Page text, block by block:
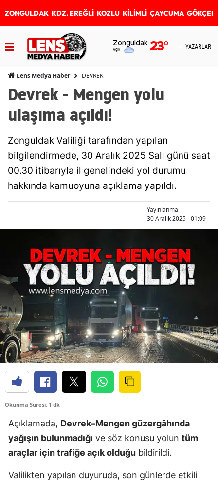
ZONGULDAK KDZ. EREĞLİ KOZLU KİLİMLİ ÇAYCUMA
Zonguldak
Açık 23° YAZARLAR
Lens Medya Haber DEVREK
Devrek - Mengen yolu
ulaşıma açıldı!
Zonguldak Valiliği tarafından yapılan
bilgilendirmede, 30 Aralık 2025 Salı günü saat
00.30 itibarıyla il genelindeki yol durumu
hakkında kamuoyuna açıklama yapıldı.
Yayınlanma
30 Aralık 2025 - 01:09
Okunma Süresi: 1 dk
Açıklamada, Devrek–Mengen güzergâhında
yağışın bulunmadığı ve söz konusu yolun tüm
araçlar için trafiğe açık olduğu bildirildi.
Valilikten yapılan duyuruda, son günlerde etkili